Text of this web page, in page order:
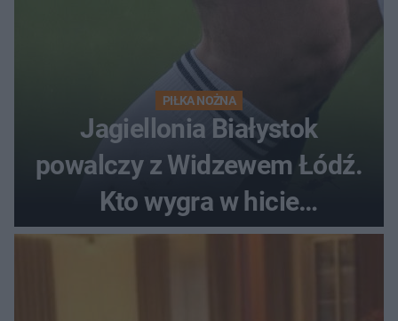
PIŁKA NOŻNA
Jagiellonia Białystok
powalczy z Widzewem Łódź.
Kto wygra w hicie
Ekstraklasy?